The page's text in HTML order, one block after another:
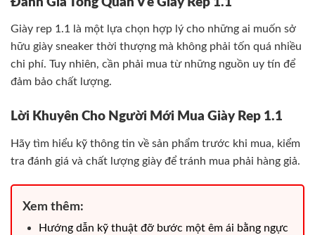
Giày rep 1.1 là một lựa chọn hợp lý cho những ai muốn sở
hữu giày sneaker thời thượng mà không phải tốn quá nhiều
chi phí. Tuy nhiên, cần phải mua từ những nguồn uy tín để
đảm bảo chất lượng.
Lời Khuyên Cho Người Mới Mua Giày Rep 1.1
Hãy tìm hiểu kỹ thông tin về sản phẩm trước khi mua, kiểm
tra đánh giá và chất lượng giày để tránh mua phải hàng giả.
Xem thêm:
Hướng dẫn kỹ thuật đỡ bước một êm ái bằng ngực